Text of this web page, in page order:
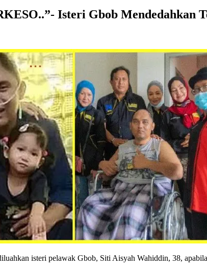
Isteri Gbob Mendedahkan
isteri pelawak Gbob, Siti Aisyah Wahiddin, 38,